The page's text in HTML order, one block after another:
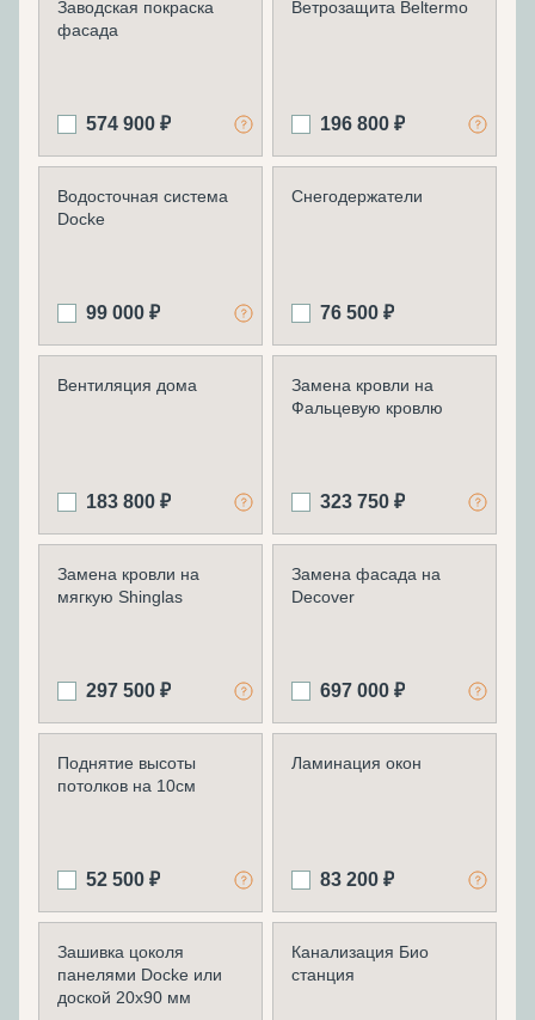
Заводская покраска
фасада
574 900 ₽
Ветрозащита Beltermo
196 800 ₽
Водосточная система
Docke
99 000 ₽
Снегодержатели
76 500 ₽
Вентиляция дома
183 800 ₽
Замена кровли на
Фальцевую кровлю
323 750 ₽
Замена кровли на
мягкую Shinglas
297 500 ₽
Замена фасада на
Decover
697 000 ₽
Поднятие высоты
потолков на 10см
52 500 ₽
Ламинация окон
83 200 ₽
Зашивка цоколя
панелями Docke или
доской 20х90 мм
Канализация Био
станция